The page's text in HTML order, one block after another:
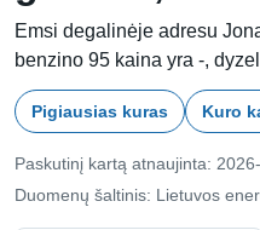
Emsi degalinėje adresu
benzino 95 kaina yra -,
Pigiausias kuras Kuro
Paskutinį kartą atnaujinta:
Duomenų šaltinis: Lietuvos